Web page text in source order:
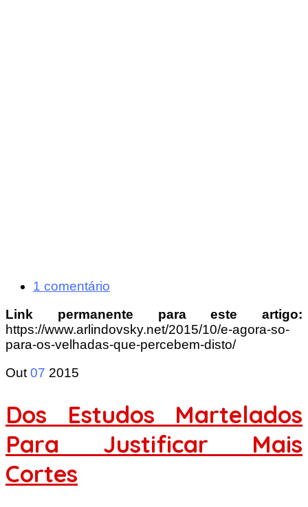
1 comentário
Link permanente para este artigo:
https://www.arlindovsky.net/2015/10/e-agora-so-
para-os-velhadas-que-percebem-disto/
Out 07 2015
Dos Estudos Martelados
Para Justificar Mais
Cortes